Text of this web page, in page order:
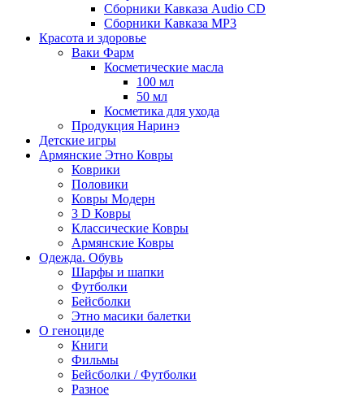
Сборники Кавказа Audio CD
Сборники Кавказа MP3
Красота и здоровье
Ваки Фарм
Косметические масла
100 мл
50 мл
Косметика для ухода
Продукция Наринэ
Детские игры
Армянские Этно Ковры
Коврики
Половики
Ковры Модерн
3 D Ковры
Классические Ковры
Армянские Ковры
Одежда. Обувь
Шарфы и шапки
Футболки
Бейсболки
Этно масики балетки
О геноциде
Книги
Фильмы
Бейсболки / Футболки
Разное